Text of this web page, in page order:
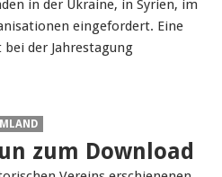
in der Ukraine, in Syrien, im
eingefordert. Eine
der Jahrestagung
zum Download